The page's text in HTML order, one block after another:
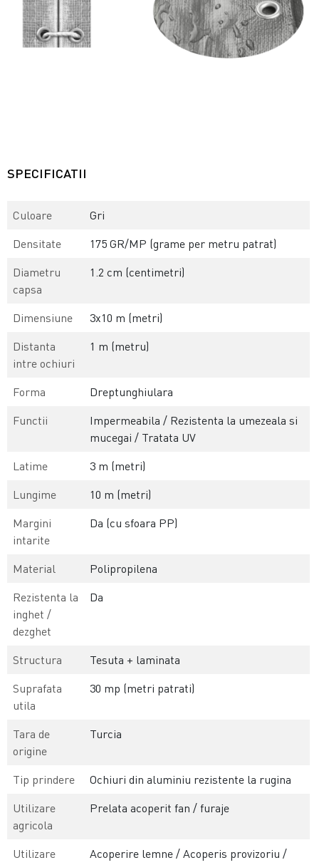
SPECIFICATII
Culoare
Gri
Densitate
175 GR/MP (grame per metru patrat)
Diametru
capsa
1.2 cm (centimetri)
Dimensiune
3x10 m (metri)
Distanta
intre ochiuri
1 m (metru)
Forma
Dreptunghiulara
Functii
Impermeabila / Rezistenta la umezeala si
mucegai / Tratata UV
Latime
3 m (metri)
Lungime
10 m (metri)
Margini
intarite
Da (cu sfoara PP)
Material
Polipropilena
Rezistenta la
inghet /
dezghet
Da
Structura
Tesuta + laminata
Suprafata
utila
30 mp (metri patrati)
Tara de
origine
Turcia
Tip prindere
Ochiuri din aluminiu rezistente la rugina
Utilizare
agricola
Prelata acoperit fan / furaje
Utilizare
Acoperire lemne / Acoperis provizoriu /